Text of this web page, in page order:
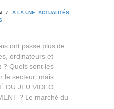
/ A LA UNE
ACTUALITÉS
ont passé plus de
ordinateurs et
? Quels sont les
le secteur, mais
DU JEU VIDEO,
? Le marché du